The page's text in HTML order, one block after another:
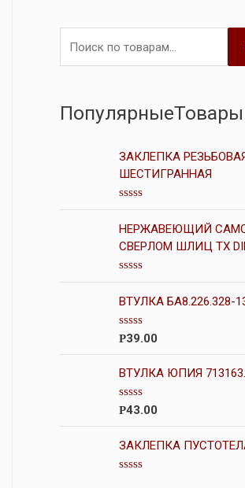
ПопулярныеТовары
ЗАКЛЕПКА
ШЕСТИГРАННАЯ
О
ц
е
н
а
0
з
5
НЕРЖАВЕЮЩИЙ
СВЕРЛОМ ШЛИЦ ТХ
О
ц
е
н
а
0
з
5
ВТУЛКА БА8.226.328-
О
н
а
0
5
Р39.00
ВТУЛКА ЮПИЯ
О
н
а
Р43.00
ЗАКЛЕПКА